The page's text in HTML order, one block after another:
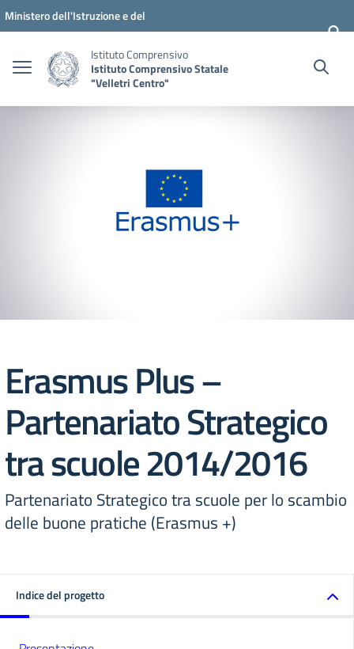
Vai ai contenuti
Vai al menu di navigazione
Vai al footer
Ministero dell'Istruzione e del
Istituto Comprensivo
Istituto Comprensivo Statale
"Velletri Centro"
Erasmus Plus –
Partenariato Strategico
tra scuole 2014/2016
Partenariato Strategico tra scuole per lo scambio
delle buone pratiche (Erasmus +)
Indice del progetto